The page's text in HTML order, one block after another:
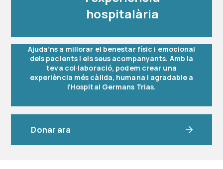
hospitalària
Ajuda’ns a millorar el benestar físic i emocional
dels pacients i els seus acompanyants. Amb la
teva col·laboració, podem crear una
experiència més càlida, humana i agradable a
l’Hospital Germans Trias.
Donar ara